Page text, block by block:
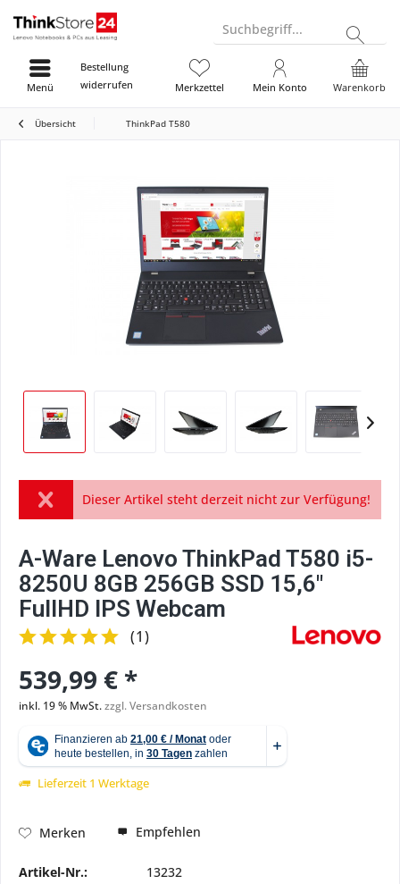
Suchbegriff...
Bestellung
widerrufen
Warenkorb
Merkzettel Mein Konto
Menü
Übersicht ThinkPad T580
Dieser Artikel steht derzeit nicht zur Verfügung!
A-Ware Lenovo ThinkPad T580 i5-
8250U 8GB 256GB SSD 15,6"
FullHD IPS Webcam
(1)
539,99 € *
inkl. 19 % MwSt.zzgl. Versandkosten
Lieferzeit 1 Werktage
Merken Empfehlen
Artikel-Nr.:
13232